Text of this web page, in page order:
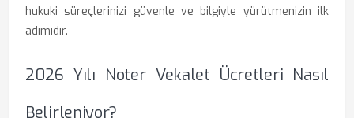
hukuki süreçlerinizi güvenle ve bilgiyle yürütmenizin ilk
adımıdır.
2026 Yılı Noter Vekalet Ücretleri Nasıl
Belirleniyor?